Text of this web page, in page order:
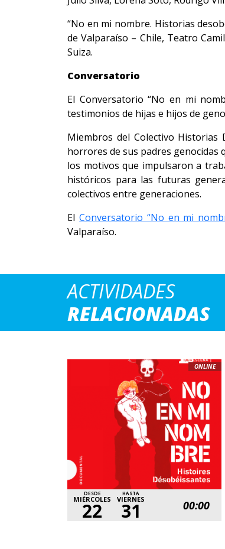
“No en mi nombre. Historias
de Valparaíso – Chile, Teatro
Suiza.
Conversatorio
El Conversatorio “No en mi
testimonios de hijas e hijos de
Miembros del Colectivo
horrores de sus padres genocidas
los motivos que impulsaron a
históricos para las futuras
colectivos entre generaciones.
El Conversatorio “No en mi
Valparaíso.
ACTIVIDADES
RELACIONADAS
ONLINE
DESDE
MIÉRCOLES
22
HASTA
VIERNES
31 00:00